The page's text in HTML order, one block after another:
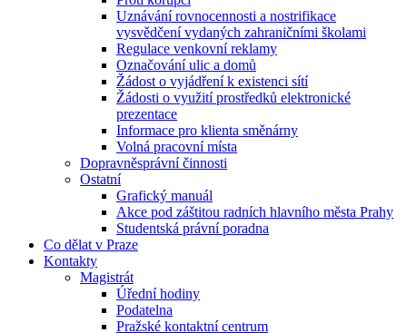
Uznávání rovnocennosti a nostrifikace
vysvědčení vydaných zahraničními školami
Regulace venkovní reklamy
Označování ulic a domů
Žádost o vyjádření k existenci sítí
Žádosti o využití prostředků elektronické
prezentace
Informace pro klienta směnárny
Volná pracovní místa
Dopravněsprávní činnosti
Ostatní
Grafický manuál
Akce pod záštitou radních hlavního města Prahy
Studentská právní poradna
Co dělat v Praze
Kontakty
Magistrát
Úřední hodiny
Podatelna
Pražské kontaktní centrum